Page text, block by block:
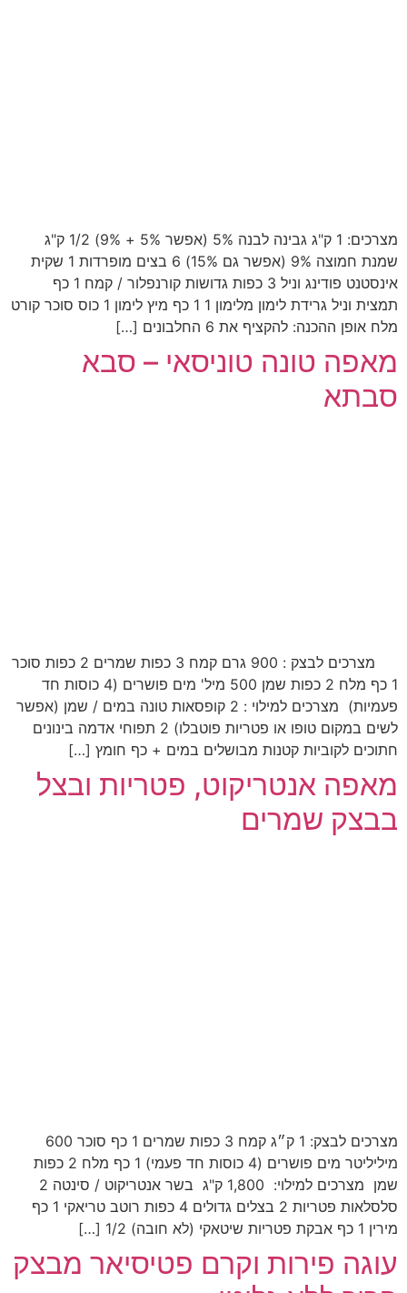
מצרכים: 1 ק"ג גבינה לבנה 5% (אפשר 5% + 9%) 1/2 ק"ג
שמנת חמוצה 9% (אפשר גם 15%) 6 בצים מופרדות 1 שקית
אינסטנט פודינג וניל 3 כפות גדושות קורנפלור / קמח 1 כף
תמצית וניל גרידת לימון מלימון 1 1 כף מיץ לימון 1 כוס סוכר קורט
מלח אופן ההכנה: להקציף את 6 החלבונים […]
מאפה טונה טוניסאי – סבא
סבתא
מצרכים לבצק : 900 גרם קמח 3 כפות שמרים 2 כפות סוכר
1 כף מלח 2 כפות שמן 500 מיל' מים פושרים (4 כוסות חד
פעמיות) מצרכים למילוי : 2 קופסאות טונה במים / שמן (אפשר
לשים במקום טופו או פטריות פוטבלו) 2 תפוחי אדמה בינונים
חתוכים לקוביות קטנות מבושלים במים + כף חומץ […]
מאפה אנטריקוט, פטריות ובצל
בבצק שמרים
מצרכים לבצק: 1 ק״ג קמח 3 כפות שמרים 1 כף סוכר ‏600
מיליליטר מים ‏פושרים (4 כוסות חד פעמי) 1 כף ‏מלח 2 כפות
שמן ‏ מצרכים למילוי: 1,800 ק"ג בשר אנטריקוט / סינטה 2
סלסלאות פטריות 2 בצלים גדולים 4 כפות רוטב טריאקי 1 כף
מירין 1 כף אבקת פטריות שיטאקי (לא חובה) 1/2 […]
עוגה פירות וקרם פטיסיאר מבצק